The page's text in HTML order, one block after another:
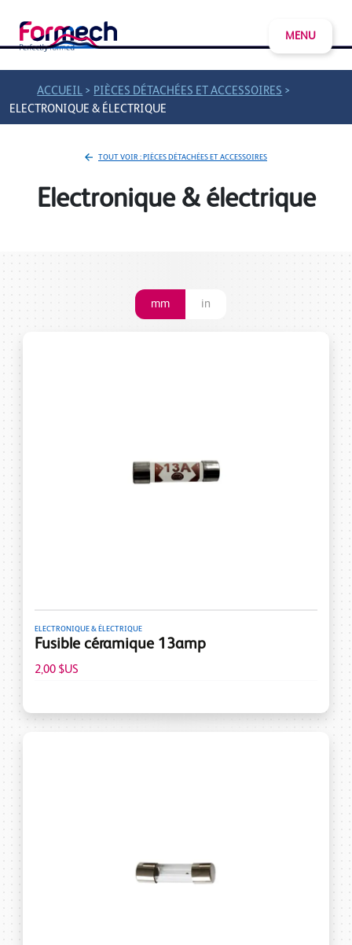
MENU
ACCUEIL > PIÈCES DÉTACHÉES ET ACCESSOIRES >
ELECTRONIQUE & ÉLECTRIQUE
TOUT VOIR : PIÈCES DÉTACHÉES ET ACCESSOIRES
Electronique & électrique
mm in
ELECTRONIQUE & ÉLECTRIQUE
Fusible céramique 13amp
2,00 $US